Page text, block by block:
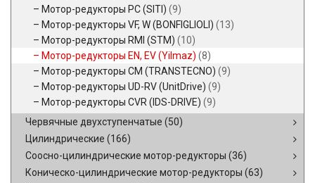
Мотор-редукторы PC (SITI) (9)
Мотор-редукторы VF, W (BONFIGLIOLI) (13)
Мотор-редукторы RMI (STM) (10)
Мотор-редукторы EN, EV (Yilmaz) (8)
Мотор-редукторы CM (TRANSTECNO) (9)
Мотор-редукторы UD-RV (UnitDrive) (9)
Мотор-редукторы CVR (IDS-DRIVE) (9)
Червячные двухступенчатые (50)
Цилиндрические (166)
Соосно-цилиндрические мотор-редукторы (36)
Коническо-цилиндрические мотор-редукторы (63)